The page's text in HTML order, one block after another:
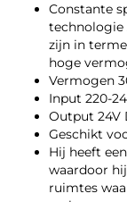
Constante
zijn in
hoge
Vermogen
Input 220-
Output 24V
Geschikt
Hij heeft
waardoor
ruimtes